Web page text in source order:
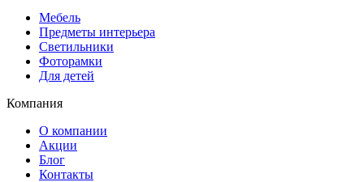
Мебель
Предметы интерьера
Светильники
Фоторамки
Для детей
Компания
О компании
Акции
Блог
Контакты